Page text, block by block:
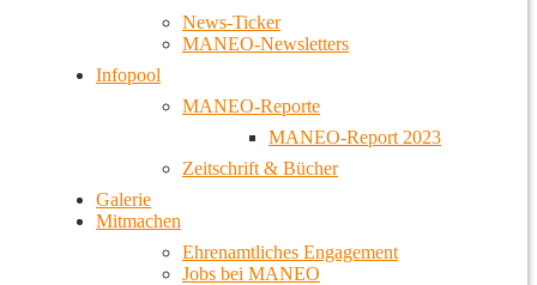
News-Ticker
MANEO-Newsletters
Infopool
MANEO-Reporte
MANEO-Report 2023
Zeitschrift & Bücher
Galerie
Mitmachen
Ehrenamtliches Engagement
Jobs bei MANEO